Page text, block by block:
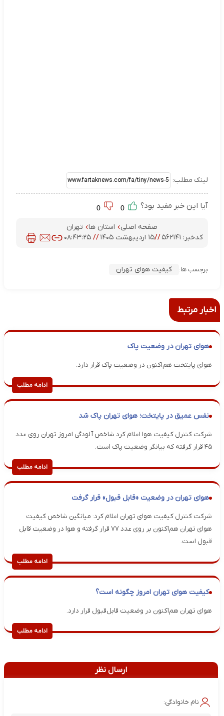
لینک مطلب:
آیا این خبر مفید بود؟
صفحه اصلی استان ها
تهران
کدخبر: ۵۶۲۱۴۱ //۱۵ اردیبهشت ۱۴۰۵ //۰۸:۴۳:۲۵
برچسب ها: کیفیت هوای تهران
اخبار مرتبط
هوای تهران در وضعیت پاک
هوای پایتخت هم‌اکنون در وضعیت پاک قرار دارد.
ادامه مطلب
نفس عمیق در پایتخت؛ هوای تهران پاک شد
شرکت کنترل کیفیت هوا اعلام کرد شاخص آلودگی امروز تهران روی عدد
۴۵ قرار گرفته که بیانگر وضعیت پاک است.
ادامه مطلب
هوای تهران در وضعیت «قابل قبول» قرار گرفت
شرکت کنترل کیفیت هوای تهران اعلام کرد: میانگین شاخص کیفیت
هوای تهران هم‌اکنون بر روی عدد ۷۷ قرار گرفته و هوا در وضعیت قابل
قبول است.
ادامه مطلب
کیفیت هوای تهران امروز چگونه است؟
هوای تهران هم‌اکنون در وضعیت قابل‌قبول قرار دارد.
ادامه مطلب
ارسال نظر
نام خانوادگی: